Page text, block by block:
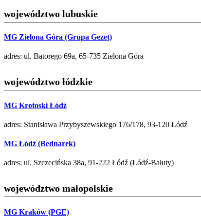
województwo lubuskie
MG Zielona Góra (Grupa Gezet)
adres: ul. Batorego 69a, 65-735 Zielona Góra
województwo łódzkie
MG Krotoski Łódź
adres: Stanisława Przybyszewskiego 176/178, 93-120 Łódź
MG Łódź (Bednarek)
adres: ul. Szczecińska 38a, 91-222 Łódź (Łódź-Bałuty)
województwo małopolskie
MG Kraków (PGE)